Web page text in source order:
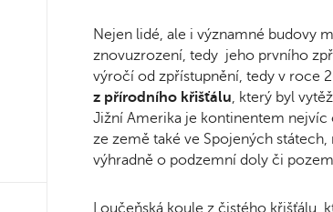
Nejen lidé, ale i významné budovy
znovuzrození, tedy jeho prvního
výročí od zpřístupnění, tedy v roce
z přírodního křišťálu, který byl
Jižní Amerika je kontinentem
ze země také ve Spojených
výhradně o podzemní doly či
Loučeňská koule z čistého křišťálu,